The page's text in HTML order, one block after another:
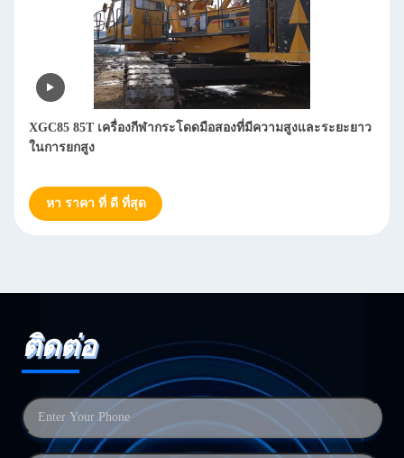
XGC85 85T เครื่องกีฬากระโดดมือสองที่มีความสูงและระยะยาว
ในการยกสูง
หา ราคา ที่ ดี ที่สุด
ติดต่อ